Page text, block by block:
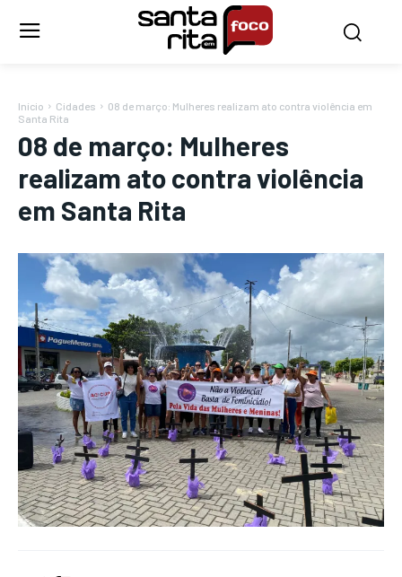
Início Cidades
08 de março: Mulheres realizam ato contra violência em
Santa Rita
08 de março: Mulheres
realizam ato contra violência
em Santa Rita